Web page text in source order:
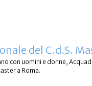
del C.d.S.
con uomini e donne,
a Roma.